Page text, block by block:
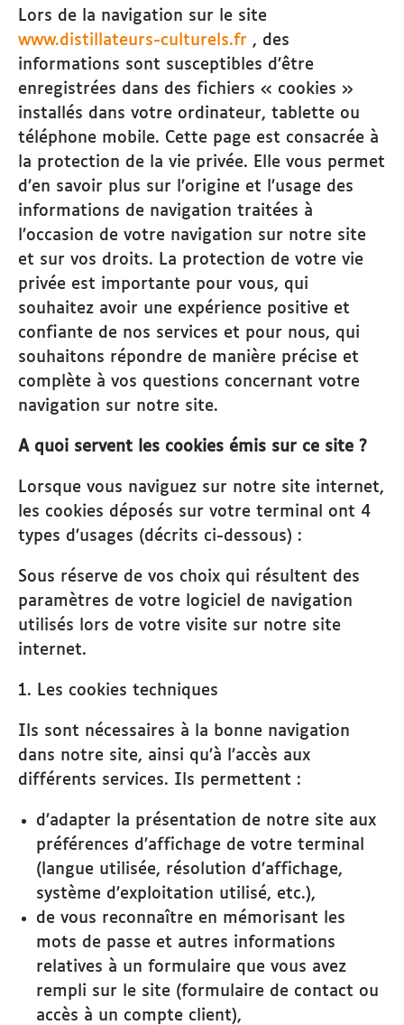
Lors de la navigation sur le site
www.distillateurs-culturels.fr , des
informations sont susceptibles d’être
enregistrées dans des fichiers « cookies »
installés dans votre ordinateur, tablette ou
téléphone mobile. Cette page est consacrée à
la protection de la vie privée. Elle vous permet
d’en savoir plus sur l’origine et l’usage des
informations de navigation traitées à
l’occasion de votre navigation sur notre site
et sur vos droits. La protection de votre vie
privée est importante pour vous, qui
souhaitez avoir une expérience positive et
confiante de nos services et pour nous, qui
souhaitons répondre de manière précise et
complète à vos questions concernant votre
navigation sur notre site.
A quoi servent les cookies émis sur ce site ?
Lorsque vous naviguez sur notre site internet,
les cookies déposés sur votre terminal ont 4
types d’usages (décrits ci-dessous) :
Sous réserve de vos choix qui résultent des
paramètres de votre logiciel de navigation
utilisés lors de votre visite sur notre site
internet.
1. Les cookies techniques
Ils sont nécessaires à la bonne navigation
dans notre site, ainsi qu’à l’accès aux
différents services. Ils permettent :
d’adapter la présentation de notre site aux
préférences d’affichage de votre terminal
(langue utilisée, résolution d’affichage,
système d’exploitation utilisé, etc.),
de vous reconnaître en mémorisant les
mots de passe et autres informations
relatives à un formulaire que vous avez
rempli sur le site (formulaire de contact ou
accès à un compte client),